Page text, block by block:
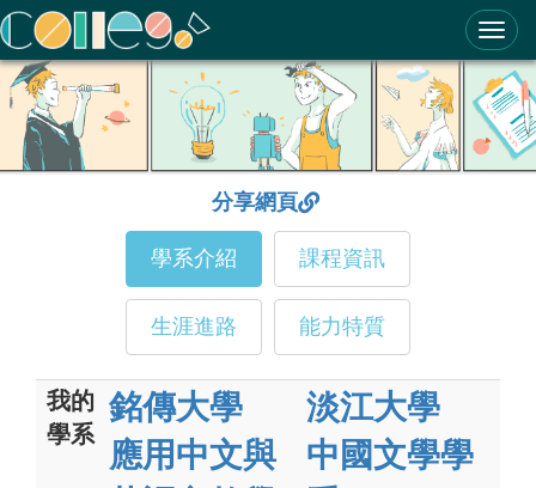
ColleGo! 大學選才與高中育才輔助系統
分享網頁
學系介紹 課程資訊
生涯進路 能力特質
我的
學系
銘傳大學
應用中文與
淡江大學
中國文學學